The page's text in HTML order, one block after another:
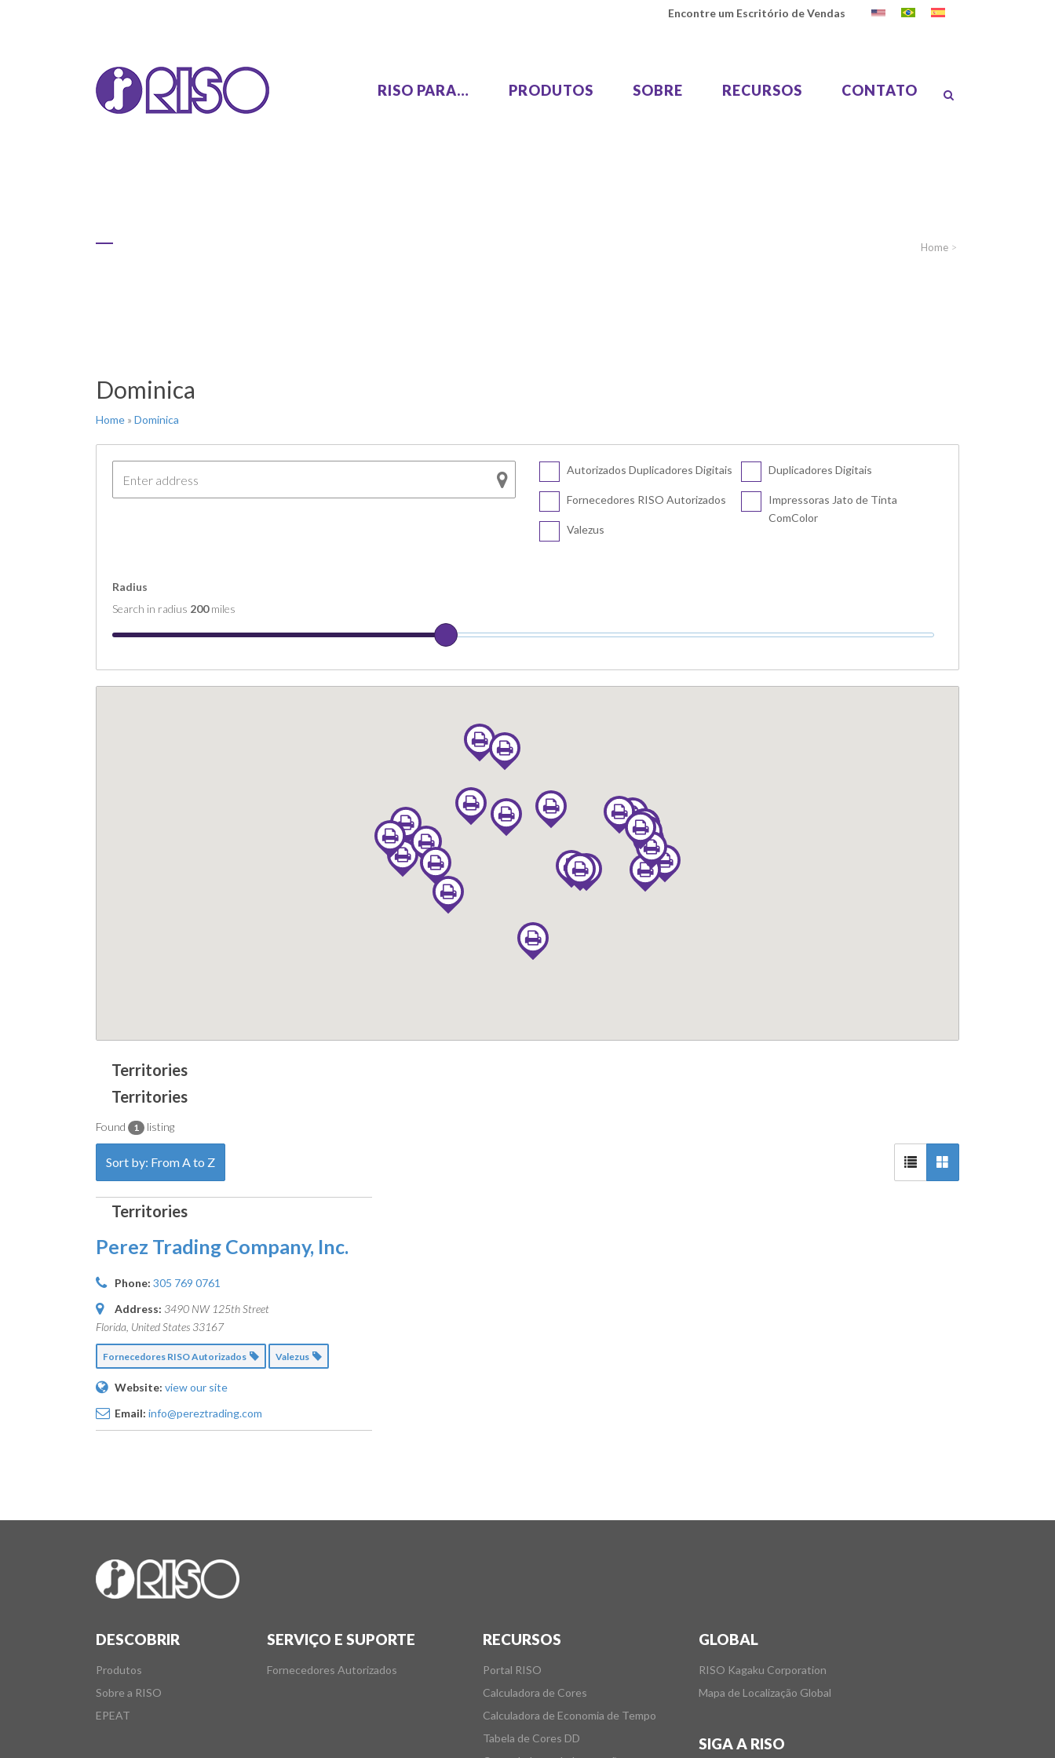
Encontre um Escritório de Vendas
RISO PARA… PRODUTOS
COMCOLOR FT5230
COMCOLOR FT1430
SF5130 EII
Série CV
CV3230
CV1200
SOBRE RECURSOS CONTATO
Home >
Dominica
Home » Dominica
Autorizados Duplicadores Digitais
Fornecedores RISO Autorizados
Valezus
Duplicadores Digitais
Impressoras Jato de Tinta
ComColor
Radius
Search in radius 200miles
Found 1 listing
Sort by: From A to Z
Perez Trading Company, Inc.
Phone: 305 769 0761
Address: 3490 NW 125th Street
Florida, United States 33167
Fornecedores RISO Autorizados Valezus
Website: view our site
Email: info@pereztrading.com
DESCOBRIR
Produtos
Sobre a RISO
EPEAT
SERVIÇO E SUPORTE
Fornecedores Autorizados
RECURSOS
Portal RISO
Calculadora de Cores
Calculadora de Economia de Tempo
Tabela de Cores DD
GLOBAL
RISO Kagaku Corporation
Mapa de Localização Global
SIGA A RISO